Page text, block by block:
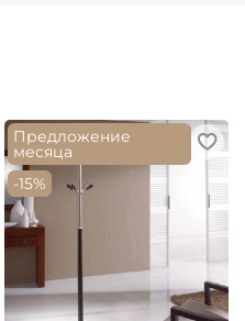
Предложение
месяца
-15%